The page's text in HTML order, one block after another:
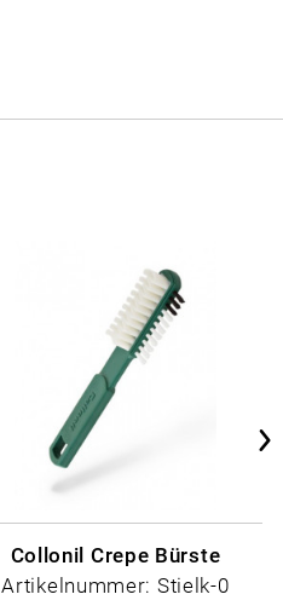
Collonil Crepe Bürste
Artikelnummer: Stielk-0